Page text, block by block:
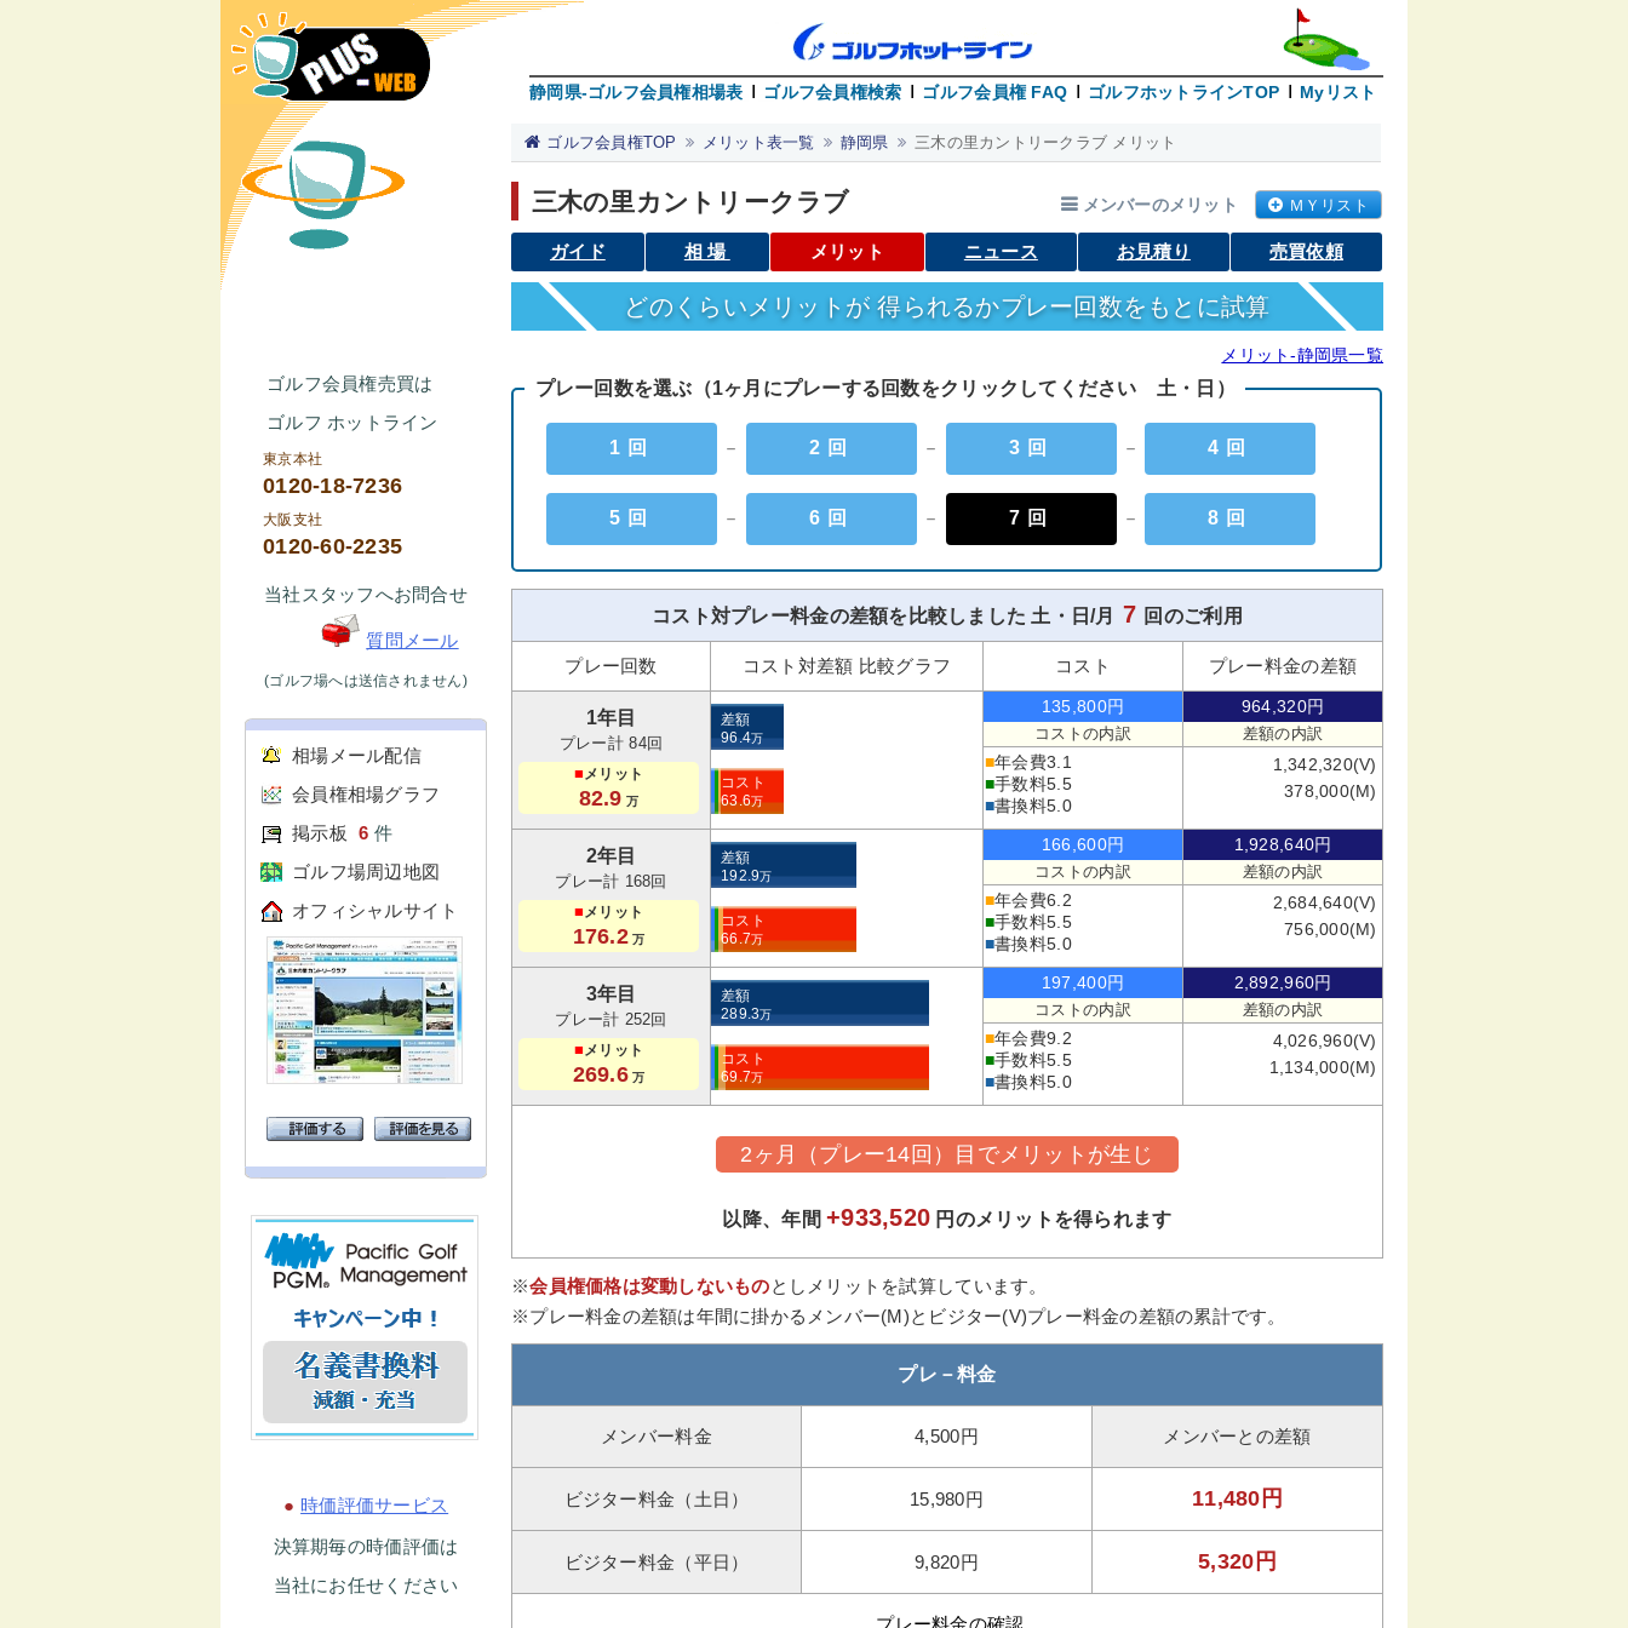
静岡県-ゴルフ会員権相場表 ゴルフ会員権検索 ゴルフ会員権 FAQ ゴルフホットラインTOP Myリスト
ゴルフ会員権売買は
ゴルフ ホットライン
東京本社
0120-18-7236
大阪支社
0120-60-2235
当社スタッフへお問合せ
質問メール
(ゴルフ場へは送信されません)
相場メール配信
会員権相場グラフ
掲示板
6 件
ゴルフ場周辺地図
オフィシャルサイト
● 時価評価サービス
決算期毎の時価評価は
当社にお任せください
ゴルフ会員権TOP メリット表一覧 静岡県 三木の里カントリークラブ メリット
三木の里カントリークラブ メンバーのメリット ＭＹリスト
ガイド 相場 メリット ニュース お見積り 売買依頼
どのくらいメリットが 得られるかプレー回数をもとに試算
メリット-静岡県一覧
プレー回数を選ぶ（1ヶ月にプレーする回数をクリックしてください 土・日）
1回 － 2回 － 3回 － 4回
5回 － 6回 － 7回 － 8回
コスト対プレー料金の差額を比較しました 土・日/月 7 回のご利用
プレー回数 コスト対差額 比較グラフ コスト プレー料金の差額
1年目
プレー計 84回
■メリット
82.9 万
差額
96.4万
コスト
63.6万
135,800円
コストの内訳
■年会費3.1
■手数料5.5
■書換料5.0
964,320円
差額の内訳
1,342,320(V)
378,000(M)
2年目
プレー計 168回
■メリット
176.2万
差額
192.9万
コスト
66.7万
166,600円
コストの内訳
■年会費6.2
■手数料5.5
■書換料5.0
1,928,640円
差額の内訳
2,684,640(V)
756,000(M)
3年目
プレー計 252回
■メリット
269.6万
差額
289.3万
コスト
69.7万
197,400円
コストの内訳
■年会費9.2
■手数料5.5
■書換料5.0
2,892,960円
差額の内訳
4,026,960(V)
1,134,000(M)
2ヶ月（プレー14回）目でメリットが生じ
以降、年間+933,520 円のメリットを得られます
※会員権価格は変動しないものとしメリットを試算しています。
※プレー料金の差額は年間に掛かるメンバー(M)とビジター(V)プレー料金の差額の累計です。
プレ－料金
メンバー料金 4,500円 メンバーとの差額
ビジター料金（土日） 15,980円 11,480円
ビジター料金（平日） 9,820円 5,320円
プレー料金の確認